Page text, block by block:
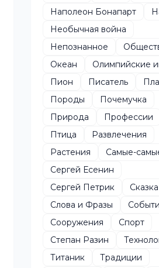
Наполеон Бонапарт
Необычная война
Непознанное
Океан
Олимпийские
Пион
Писатель
Породы
Почемучка
Природа
Профессии
Птица
Развлечения
Растения
Самые-
Сергей Есенин
Сергей Петрик
Сказка
Слова и Фразы
Сооружения
Спорт
Степан Разин
Титаник
Традиции